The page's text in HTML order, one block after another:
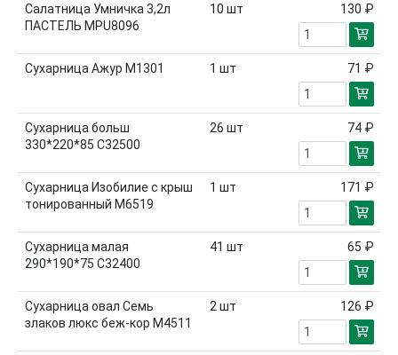
Салатница Умничка 3,2л
ПАСТЕЛЬ MPU8096
10 шт 130 ₽
Сухарница Ажур М1301 1 шт 71 ₽
Сухарница больш
330*220*85 С32500
26 шт 74 ₽
Сухарница Изобилие с крыш
тонированный М6519
1 шт 171 ₽
Сухарница малая
290*190*75 С32400
41 шт 65 ₽
Сухарница овал Семь
злаков люкс беж-кор М4511
2 шт 126 ₽